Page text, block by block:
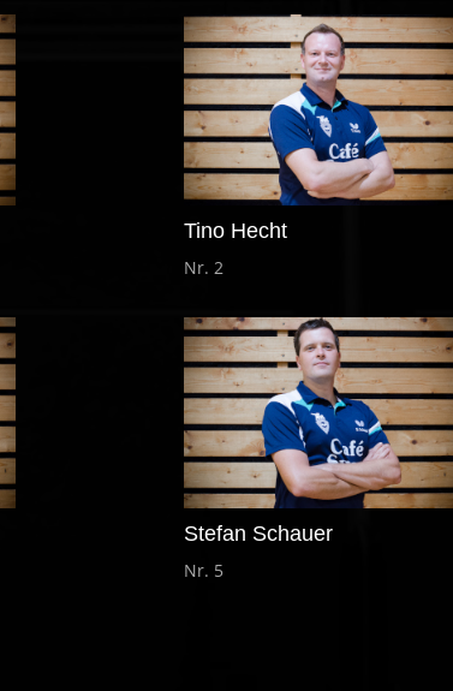
Tino Hecht
Nr. 2
Stefan Schauer
Nr. 5